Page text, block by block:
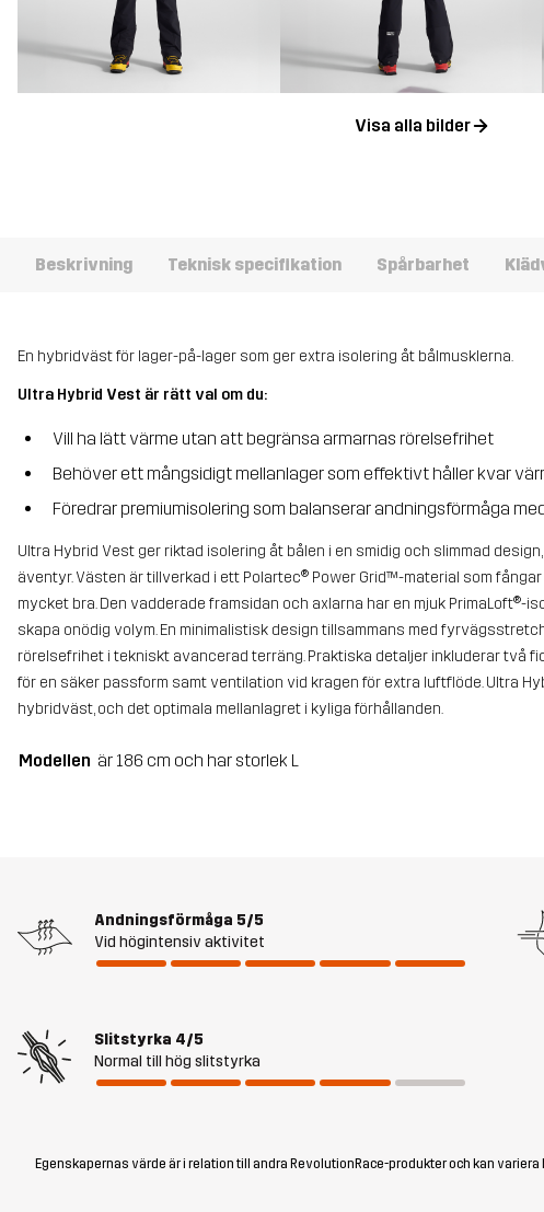
Visa alla bilder
Beskrivning Teknisk specifikation Spårbarhet
En hybridväst för lager-på-lager som ger extra isolering åt bålmusklerna.
Ultra Hybrid Vest är rätt val om du:
Vill ha lätt värme utan att begränsa armarnas rörelsefrihet
Behöver ett mångsidigt mellanlager som effektivt håller kvar
Föredrar premiumisolering som balanserar andningsförmåga
Ultra Hybrid Vest ger riktad isolering åt bålen i en smidig och slimmad
äventyr. Västen är tillverkad i ett Polartec® Power Grid™-material som
mycket bra. Den vadderade framsidan och axlarna har en mjuk
skapa onödig volym. En minimalistisk design tillsammans med
rörelsefrihet i tekniskt avancerad terräng. Praktiska detaljer inkluderar två
för en säker passform samt ventilation vid kragen för extra luftflöde. Ultra
hybridväst, och det optimala mellanlagret i kyliga förhållanden.
Modellen är 186 cm och har storlek L
Andningsförmåga 5/5
Vid högintensiv aktivitet
Slitstyrka 4/5
Normal till hög slitstyrka
Egenskapernas värde är i relation till andra RevolutionRace-produkter och kan